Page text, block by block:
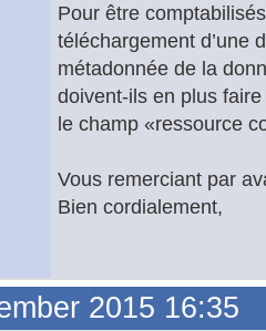
Pour être
téléchargement d’une
métadonnée de la
doivent-ils en plus
le champ «ressource
Vous remerciant par
Bien cordialement,
2015 16:35